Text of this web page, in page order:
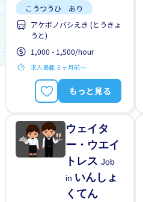
こうつうひ あり
リーダーになれる
ざんぎょう すくない
りゅうがくせい かんげい
土日祝 やすみ
アケボノバシえき (とうきょ
うと)
1,000 - 1,500/hour
求人掲載 ３ヶ月前〜
もっと見る
ウェイタ
ー・ウエイ
トレスJob
in いんしょ
くてん